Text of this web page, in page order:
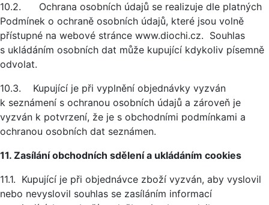
10.2. Ochrana osobních údajů se realizuje dle platných
Podmínek o ochraně osobních údajů, které jsou volně
přístupné na webové stránce www.diochi.cz. Souhlas
s ukládáním osobních dat může kupující kdykoliv písemně
odvolat.
10.3. Kupující je při vyplnění objednávky vyzván
k seznámení s ochranou osobních údajů a zároveň je
vyzván k potvrzení, že je s obchodními podmínkami a
ochranou osobních dat seznámen.
11. Zasílání obchodních sdělení a ukládáním cookies
11.1. Kupující je při objednávce zboží vyzván, aby vyslovil
nebo nevyslovil souhlas se zasíláním informací